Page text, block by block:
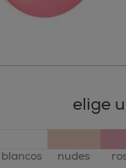
elige
blancos nudes